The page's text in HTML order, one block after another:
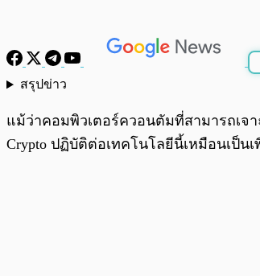
สรุปข่าว
แม้ว่าคอมพิวเตอร์ควอนตัมที่สามารถเจ
Crypto ปฏิบัติต่อเทคโนโลยีนี้เหมือนเป็